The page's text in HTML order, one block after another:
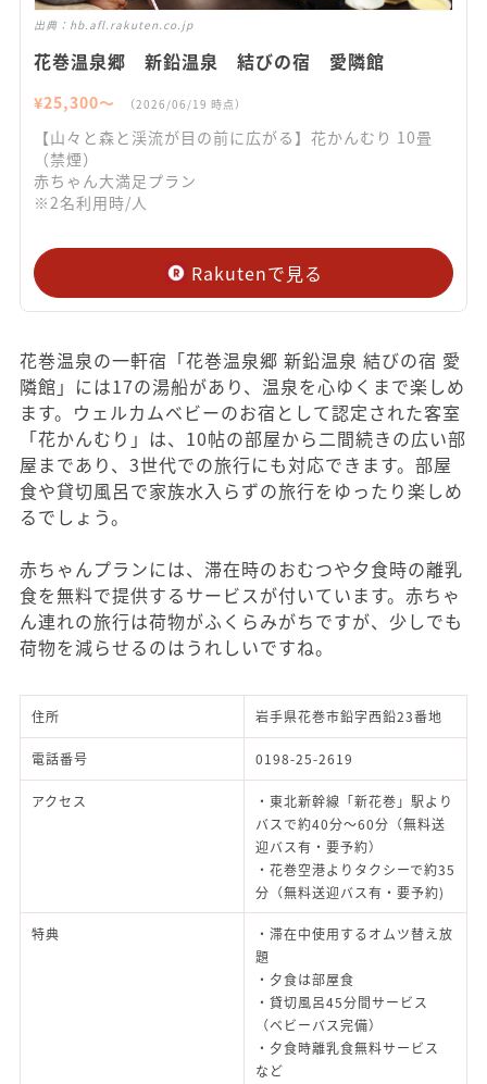
出典： hb.afl.rakuten.co.jp
花巻温泉郷 新鉛温泉 結びの宿 愛隣館
¥25,300〜 （2026/06/19 時点）
【山々と森と渓流が目の前に広がる】花かんむり 10畳
（禁煙）
赤ちゃん大満足プラン
※2名利用時/人
Rakutenで見る
花巻温泉の一軒宿「花巻温泉郷 新鉛温泉 結びの宿 愛
隣館」には17の湯船があり、温泉を心ゆくまで楽しめ
ます。ウェルカムベビーのお宿として認定された客室
「花かんむり」は、10帖の部屋から二間続きの広い部
屋まであり、3世代での旅行にも対応できます。部屋
食や貸切風呂で家族水入らずの旅行をゆったり楽しめ
るでしょう。
赤ちゃんプランには、滞在時のおむつや夕食時の離乳
食を無料で提供するサービスが付いています。赤ちゃ
ん連れの旅行は荷物がふくらみがちですが、少しでも
荷物を減らせるのはうれしいですね。
住所 岩手県花巻市鉛字西鉛23番地
電話番号 0198-25-2619
アクセス
・東北新幹線「新花巻」駅より
バスで約40分～60分（無料送
迎バス有・要予約）
・花巻空港よりタクシーで約35
分（無料送迎バス有・要予約)
特典
・滞在中使用するオムツ替え放
題
・夕食は部屋食
・貸切風呂45分間サービス
（ベビーバス完備）
・夕食時離乳食無料サービス
など